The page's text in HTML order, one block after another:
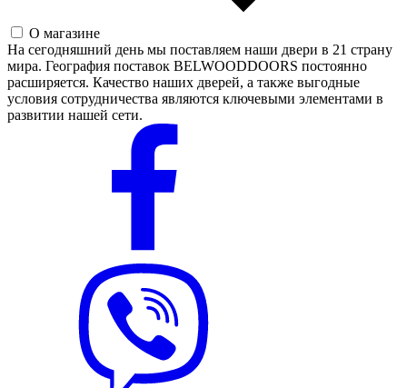
О магазине
На сегодняшний день мы поставляем наши двери в 21 страну
мира. География поставок BELWOODDOORS постоянно
расширяется. Качество наших дверей, а также выгодные
условия сотрудничества являются ключевыми элементами в
развитии нашей сети.